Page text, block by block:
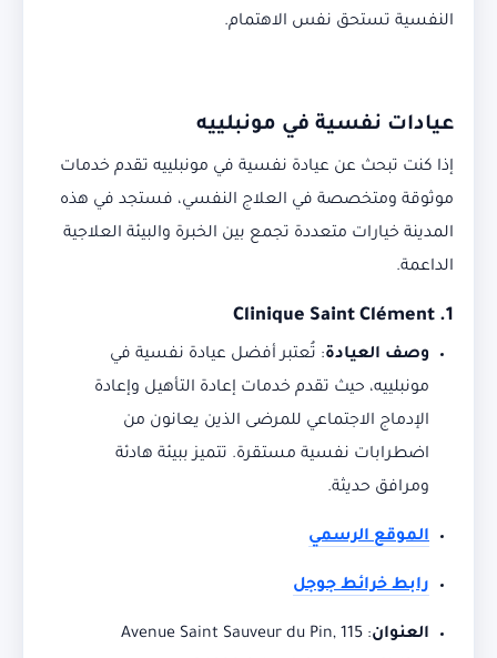
النفسية تستحق نفس الاهتمام.
عيادات نفسية في مونبلييه
إذا كنت تبحث عن عيادة نفسية في مونبلييه تقدم خدمات
موثوقة ومتخصصة في العلاج النفسي، فستجد في هذه
المدينة خيارات متعددة تجمع بين الخبرة والبيئة العلاجية
الداعمة.
1.
Clinique Saint Clément
وصف العيادة: تُعتبر أفضل عيادة نفسية في
مونبلييه، حيث تقدم خدمات إعادة التأهيل وإعادة
الإدماج الاجتماعي للمرضى الذين يعانون من
اضطرابات نفسية مستقرة. تتميز ببيئة هادئة
ومرافق حديثة.
الموقع الرسمي
رابط خرائط جوجل
العنوان:
115 Avenue Saint Sauveur du Pin,